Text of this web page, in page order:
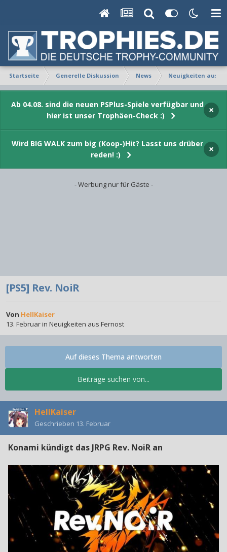
Startseite Generelle Diskussion News Neuigkeiten aus
Ab 04.08. sind die neuen PSPlus-Spiele verfügbar und
hier ist unser Trophäen-Check :)
×
Wird BIG WALK zum big (Koop-)Hit? Lasst uns drüber
reden! :)
×
- Werbung nur für Gäste -
[PS5] Rev. NoiR
Von HellKaiser
13. Februarin Neuigkeiten aus Fernost
Beiträge suchen von...
Auf dieses Thema antworten
HellKaiser
Geschrieben 13. Februar
Konami kündigt das JRPG Rev. NoiR an